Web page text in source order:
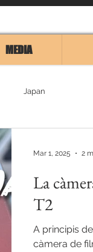
MEDIA
Japan
La
T2
A principis
càmera de
Mar 1, 2025 2